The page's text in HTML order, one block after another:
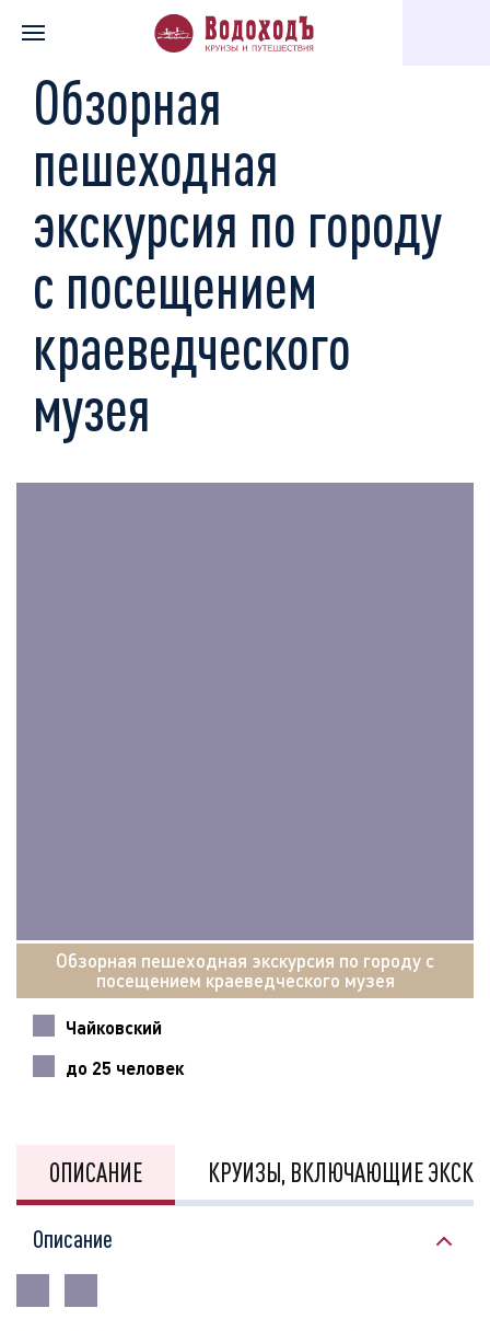
Главная Каталог экскурсий Музеи, галереи, театры
Обзорная
пешеходная
экскурсия по городу
с посещением
краеведческого
музея
Обзорная пешеходная экскурсия по городу с
посещением краеведческого музея
Чайковский
до 25 человек
ОПИСАНИЕ КРУИЗЫ, ВКЛЮЧАЮЩИЕ
Описание